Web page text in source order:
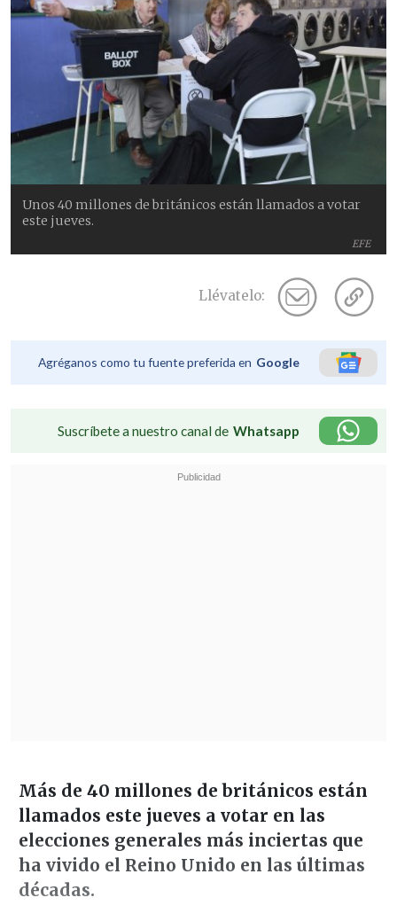
EFE
Unos 40 millones de británicos están llamados a votar
este jueves.
Llévatelo:
Agréganos como tu fuente preferida en Google
Suscríbete a nuestro canal de Whatsapp
Más de 40 millones de británicos están
llamados este jueves a votar en las
elecciones generales más inciertas que
ha vivido el Reino Unido en las últimas
décadas.